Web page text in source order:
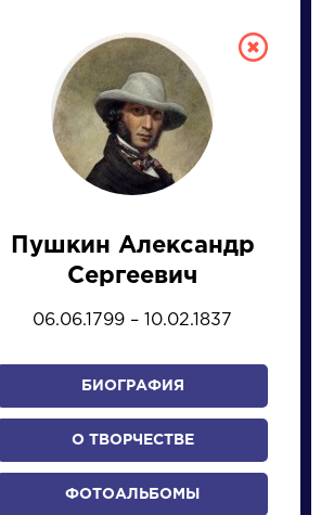
Пушкин Александр
Сергеевич
06.06.1799 – 10.02.1837
БИОГРАФИЯ
О ТВОРЧЕСТВЕ
ФОТОАЛЬБОМЫ